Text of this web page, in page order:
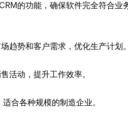
的功能，确保软件完全符合业
趋势和客户需求，优化生产计划
活动，提升工作效率。
合各种规模的制造企业。